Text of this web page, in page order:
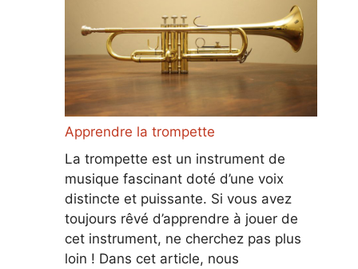
Apprendre la trompette
La trompette est un instrument de
musique fascinant doté d’une voix
distincte et puissante. Si vous avez
toujours rêvé d’apprendre à jouer de
cet instrument, ne cherchez pas plus
loin ! Dans cet article, nous